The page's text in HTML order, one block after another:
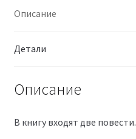
Описание
Детали
Описание
В книгу входят две повести.